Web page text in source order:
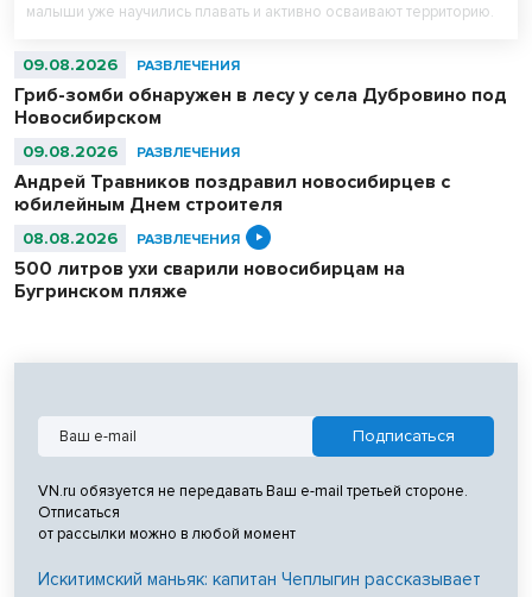
малыши уже научились плавать и активно осваивают территорию.
09.08.2026 РАЗВЛЕЧЕНИЯ
Гриб-зомби обнаружен в лесу у села Дубровино под
Новосибирском
09.08.2026 РАЗВЛЕЧЕНИЯ
Андрей Травников поздравил новосибирцев с
юбилейным Днем строителя
08.08.2026 РАЗВЛЕЧЕНИЯ
500 литров ухи сварили новосибирцам на
Бугринском пляже
VN.ru обязуется не передавать Ваш e-mail третьей стороне.
Отписаться
от рассылки можно в любой момент
Искитимский маньяк: капитан Чеплыгин рассказывает